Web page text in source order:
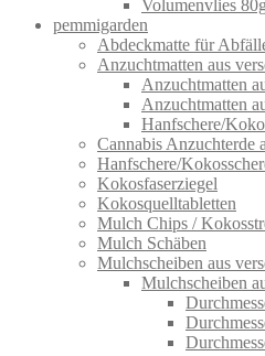
Volumenvlies
pemmigarden
Abdeckmatte für
Anzuchtmatten aus
Anzuchtmatten
Anzuchtmatten
Hanfschere/
Cannabis Anzuchterde
Hanfschere/
Kokosfaserziegel
Kokosquelltabletten
Mulch Chips /
Mulch Schäben
Mulchscheiben aus
Mulchscheiben